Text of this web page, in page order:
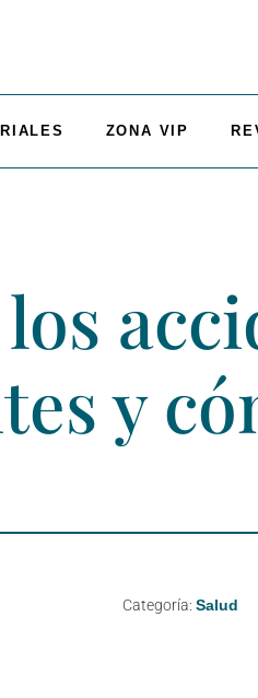
ZONA VIP
y
Categoría: Salud